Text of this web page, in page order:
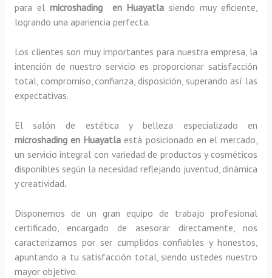
para el microshading en Huayatla siendo muy eficiente,
logrando una apariencia perfecta.
Los clientes son muy importantes para nuestra empresa, la
intención de nuestro servicio es proporcionar satisfacción
total, compromiso, confianza, disposición, superando así las
expectativas.
El salón de estética y belleza especializado en
microshading en Huayatla está posicionado en el mercado,
un servicio integral con variedad de productos y cosméticos
disponibles según la necesidad reflejando juventud, dinámica
y creatividad.
Disponemos de un gran equipo de trabajo profesional
certificado, encargado de asesorar directamente, nos
caracterizamos por ser cumplidos confiables y honestos,
apuntando a tu satisfacción total, siendo ustedes nuestro
mayor objetivo.